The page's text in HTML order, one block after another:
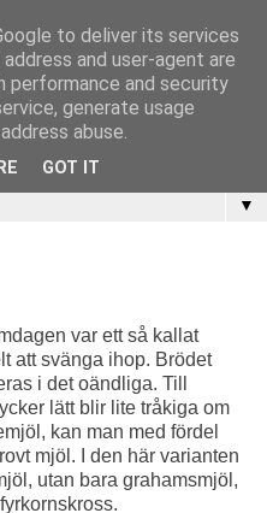
▼
var ett så kallat
att svänga ihop. Brödet
i det oändliga. Till
lätt blir lite tråkiga om
kan man med fördel
mjöl. I den här varianten
utan bara grahamsmjöl,
to deliver its services
and user-agent are
performance and security
generate usage
abuse.
GOT IT